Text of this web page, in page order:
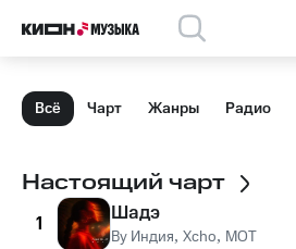
Всё Чарт Жанры Радио
Настоящий чарт
1 Шадэ
By Индия, Xcho, MOT